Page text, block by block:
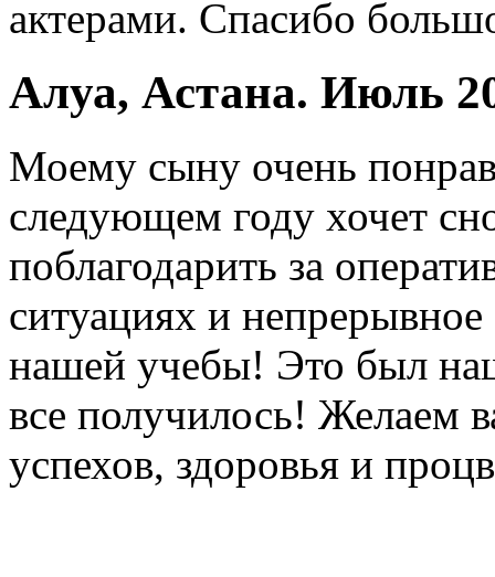
актерами. Спасибо
Алуа, Астана. Июль
Моему сыну очень
следующем году хочет
поблагодарить за
ситуациях и
нашей учебы! Это был
все получилось! Желаем
успехов, здоровья и